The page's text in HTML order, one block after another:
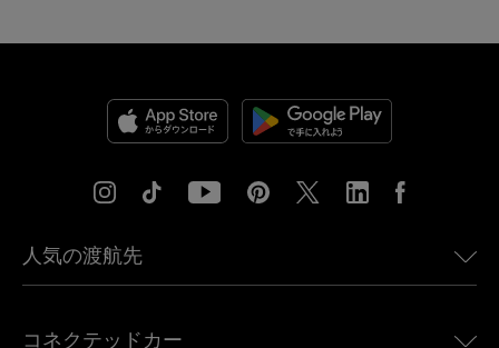
人気の渡航先
コネクテッドカー